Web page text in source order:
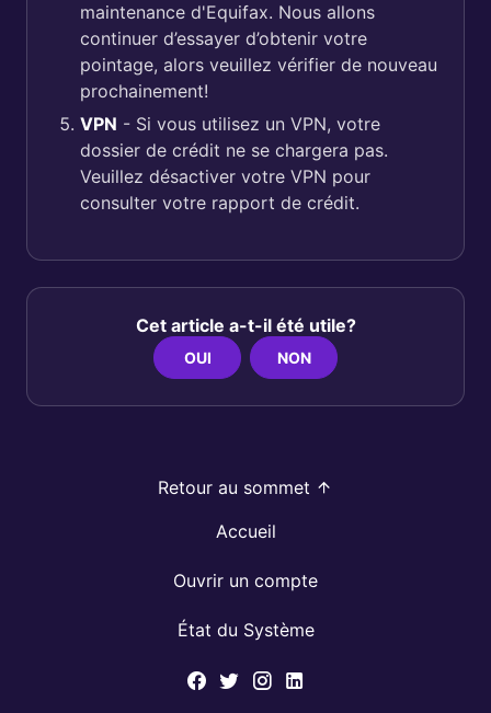
maintenance d'Equifax. Nous allons
continuer d’essayer d’obtenir votre
pointage, alors veuillez vérifier de nouveau
prochainement!
VPN - Si vous utilisez un VPN, votre
dossier de crédit ne se chargera pas.
Veuillez désactiver votre VPN pour
consulter votre rapport de crédit.
Cet article a-t-il été utile?
OUI NON
Retour au sommet
Accueil
Ouvrir un compte
État du Système